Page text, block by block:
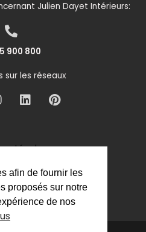
Julien Dayet Intérieurs:
900 800
sur les réseaux
L
e
n
P
i
e
e
s
t
Légales
des Cookies
afin de fournir les
proposés sur notre
de nos